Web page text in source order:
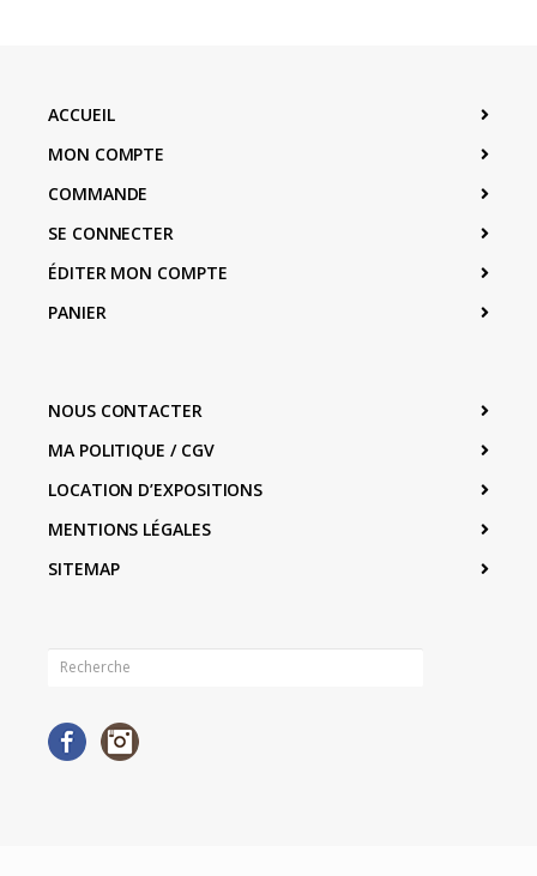
ACCUEIL
MON COMPTE
COMMANDE
SE CONNECTER
ÉDITER MON COMPTE
PANIER
NOUS CONTACTER
MA POLITIQUE / CGV
LOCATION D’EXPOSITIONS
MENTIONS LÉGALES
SITEMAP
Facebook